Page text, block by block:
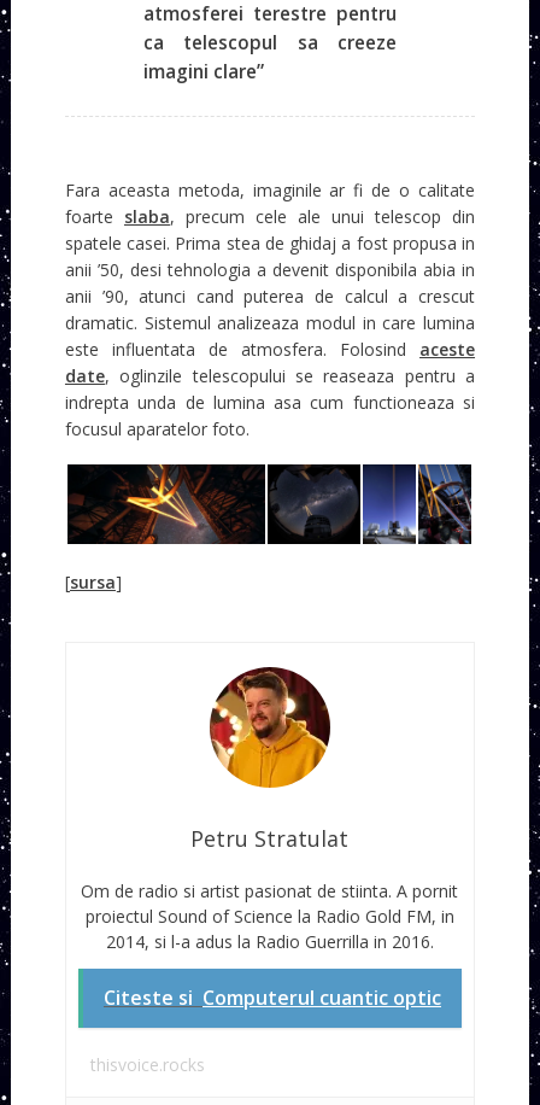
atmosferei terestre pentru
ca telescopul sa creeze
imagini clare”
Fara aceasta metoda, imaginile ar fi de o calitate
foarte slaba, precum cele ale unui telescop din
spatele casei. Prima stea de ghidaj a fost propusa in
anii ’50, desi tehnologia a devenit disponibila abia in
anii ’90, atunci cand puterea de calcul a crescut
dramatic. Sistemul analizeaza modul in care lumina
este influentata de atmosfera. Folosind aceste
date, oglinzile telescopului se reaseaza pentru a
indrepta unda de lumina asa cum functioneaza si
focusul aparatelor foto.
[sursa]
Petru Stratulat
Om de radio si artist pasionat de stiinta. A pornit
proiectul Sound of Science la Radio Gold FM, in
2014, si l-a adus la Radio Guerrilla in 2016.
Citeste si Computerul cuantic optic
thisvoice.rocks